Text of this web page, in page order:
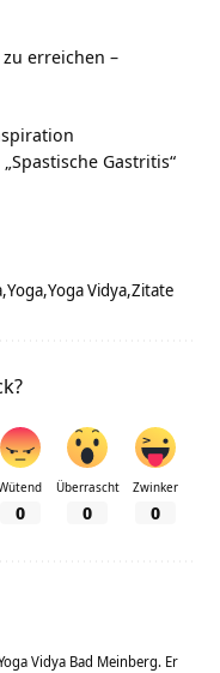
erreichen –
Gastritis“
Yoga Yoga Vidya Zitate
0
Überrascht
0
Zwinker
0
Vidya Bad Meinberg. Er